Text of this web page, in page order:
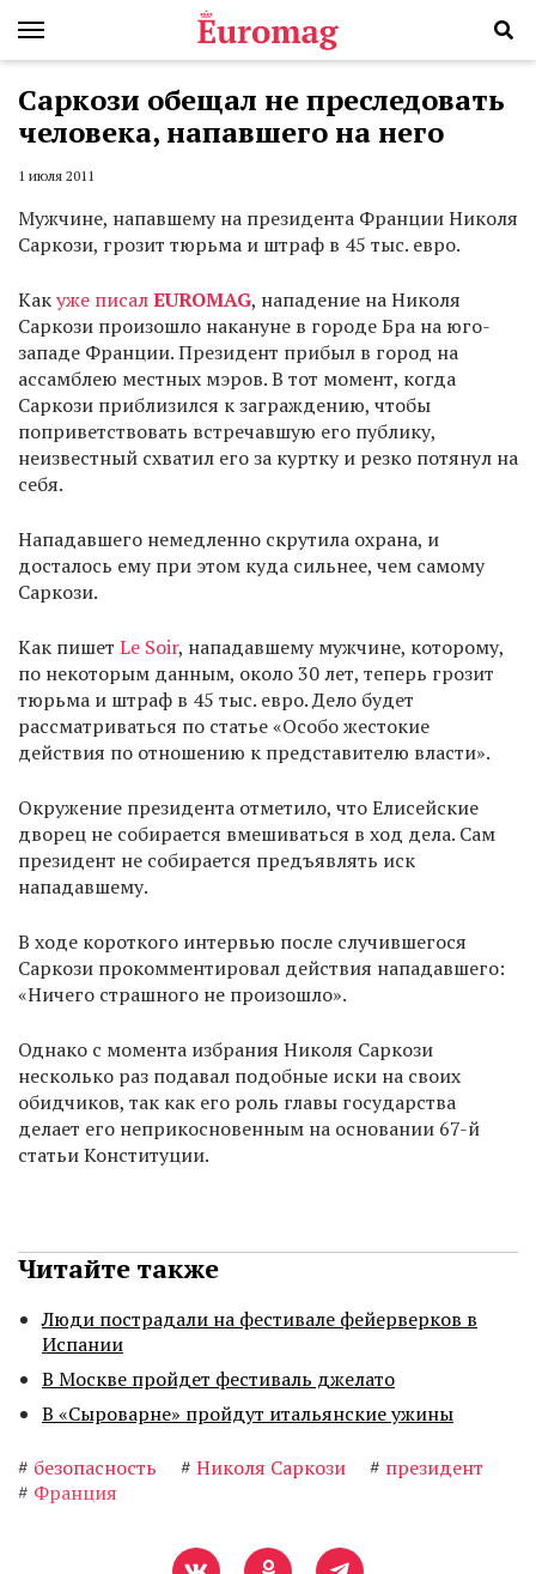
Саркози обещал не преследовать
человека, напавшего на него
1 июля 2011
Мужчине, напавшему на президента Франции Николя
Саркози, грозит тюрьма и штраф в 45 тыс. евро.
Какуже писалEUROMAG, нападение на Николя
Саркози произошло накануне в городе Бра на юго-
западе Франции. Президент прибыл в город на
ассамблею местных мэров. В тот момент, когда
Саркози приблизился к заграждению, чтобы
поприветствовать встречавшую его публику,
неизвестный схватил его за куртку и резко потянул на
себя.
Нападавшего немедленно скрутила охрана, и
досталось ему при этом куда сильнее, чем самому
Саркози.
Как пишет Le Soir, нападавшему мужчине, которому,
по некоторым данным, около 30 лет, теперь грозит
тюрьма и штраф в 45 тыс. евро. Дело будет
рассматриваться по статье «Особо жестокие
действия по отношению к представителю власти».
Окружение президента отметило, что Елисейские
дворец не собирается вмешиваться в ход дела. Сам
президент не собирается предъявлять иск
нападавшему.
В ходе короткого интервью после случившегося
Саркози прокомментировал действия нападавшего:
«Ничего страшного не произошло».
Однако с момента избрания Николя Саркози
несколько раз подавал подобные иски на своих
обидчиков, так как его роль главы государства
делает его неприкосновенным на основании 67-й
статьи Конституции.
Читайте также
Люди пострадали на фестивале фейерверков в
Испании
В Москве пройдет фестиваль джелато
В «Сыроварне» пройдут итальянские ужины
# безопасность # Николя Саркози # президент
# Франция